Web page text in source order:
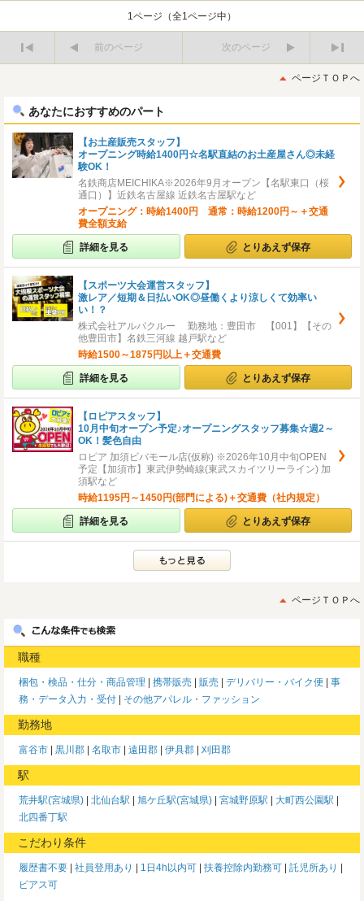
1ページ（全1ページ中）
前のページ
次のページ
後
ページＴＯＰへ
あなたにおすすめのパート
【お土産販売スタッフ】
オープニング時給1400円☆名駅直結のお土産屋さん◎未経
験OK！
名鉄商店MEICHIKA※2026年9月オープン【名駅東口（桜
通口）】近鉄名古屋線 近鉄名古屋駅など
オープニング：時給1400円 通常：時給1200円～＋交通
費全額支給
詳細を見る とりあえず保存
【スポーツ大会運営スタッフ】
激レア／短期＆日払いOK◎昼働くより涼しくて効率い
い！？
株式会社アルバクルー 勤務地：豊田市 【001】【その
他豊田市】名鉄三河線 越戸駅など
時給1500～1875円以上＋交通費
詳細を見る とりあえず保存
【ロピアスタッフ】
10月中旬オープン予定♪オープニングスタッフ募集☆週2～
OK！髪色自由
ロピア 加須ビバモール店(仮称) ※2026年10月中旬OPEN
予定【加須市】東武伊勢崎線(東武スカイツリーライン) 加
須駅など
時給1195円～1450円(部門による)＋交通費（社内規定）
詳細を見る とりあえず保存
ページＴＯＰへ
職種
梱包・検品・仕分・商品管理 携帯販売 販売 デリバリー・バイク便
事
務・データ入力・受付
その他アパレル・ファッション
勤務地
富谷市 黒川郡 名取市 遠田郡 伊具郡 刈田郡
駅
荒井駅(宮城県) 北仙台駅 旭ケ丘駅(宮城県) 宮城野原駅
大町西公園駅
北四番丁駅
こだわり条件
履歴書不要 社員登用あり 1日4h以内可 扶養控除内勤務可
託児所あり
ピアス可